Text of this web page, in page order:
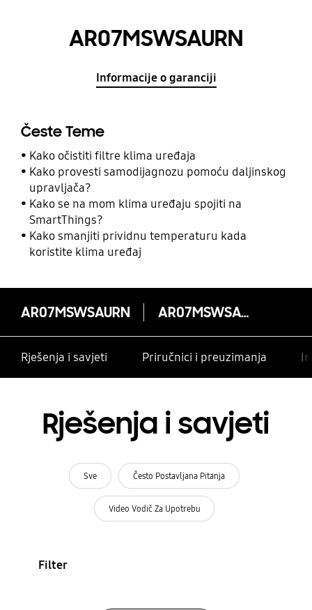
AR07MSWSAURN
Informacije o garanciji
Česte Teme
Kako očistiti filtre klima uređaja
Kako provesti samodijagnozu pomoću daljinskog
upravljača?
Kako se na mom klima uređaju spojiti na
SmartThings?
Kako smanjiti prividnu temperaturu kada
koristite klima uređaj
AR07MSWSAURN AR07MSWSAURN
Rješenja i savjeti Priručnici i preuzimanja
Rješenja i savjeti
Sve Često Postavljana Pitanja
Video Vodič Za Upotrebu
Filter